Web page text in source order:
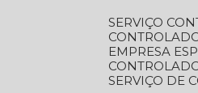
SERVIÇO
EMPRESA
SERVIÇO DE